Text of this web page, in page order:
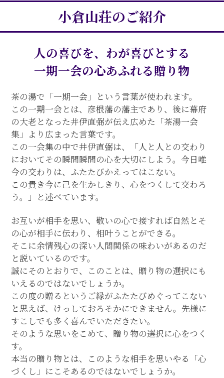
小倉山荘のご紹介
人の喜びを、わが喜びとする
一期一会の心あふれる贈り物
茶の湯で「一期一会」という言葉が使われます。
この一期一会とは、彦根藩の藩主であり、後に幕府
の大老となった井伊直弼が伝え広めた「茶湯一会
集」より広まった言葉です。
この一会集の中で井伊直弼は、「人と人との交わり
においてその瞬間瞬間の心を大切にしよう。今日唯
今の交わりは、ふたたびかえってはこない。
この貴き今に己を生かしきり、心をつくして交わろ
う。」と述べています。
お互いが相手を思い、敬いの心で接すれば自然とそ
の心が相手に伝わり、相叶うことができる。
そこに余情残心の深い人間関係の味わいがあるのだ
と説いているのです。
誠にそのとおりで、このことは、贈り物の選択にも
いえるのではないでしょうか。
この度の贈るというご縁がふたたびめぐってこない
と思えば、けっしておろそかにできません。先様に
すこしでも多く喜んでいただきたい。
そのような思いをこめて、贈り物の選択に心をつく
す。
本当の贈り物とは、このような相手を思いやる「心
づくし」にこそあるのではないでしょうか。